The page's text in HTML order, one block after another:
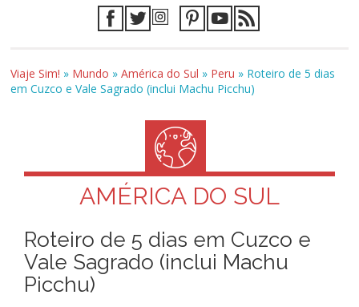
Viaje Sim! » Mundo »América do Sul » Peru » Roteiro de 5 dias
em Cuzco e Vale Sagrado (inclui Machu Picchu)
AMÉRICA DO SUL
Roteiro de 5 dias em Cuzco e
Vale Sagrado (inclui Machu
Picchu)